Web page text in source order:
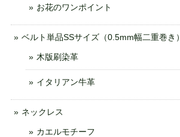
お花のワンポイント
ベルト単品SSサイズ（0.5mm幅二重巻き）
木版刷染革
イタリアン牛革
ネックレス
カエルモチーフ